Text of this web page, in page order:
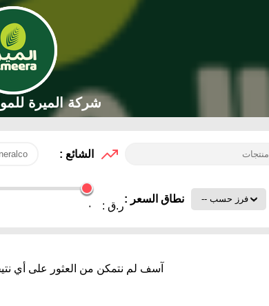
شركة الميرة
الشائع :
نطاق السعر :
ر.ق : ٠
آسف لم نتمكن من العثور على أي